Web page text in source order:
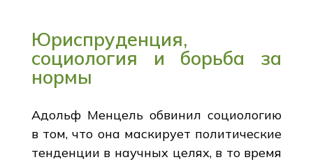
Юриспруденция,
социология и борьба за
нормы
Адольф Менцель обвинил социологию
в том, что она маскирует политические
тенденции в научных целях, в то время